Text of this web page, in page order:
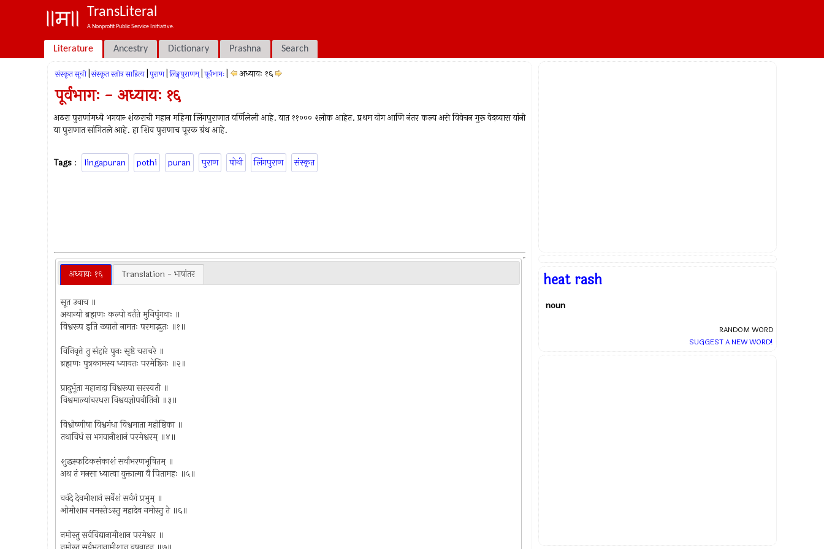
TransLiteral
A Nonprofit Public Service Initiative.
Literature Ancestry Dictionary Prashna Search
संस्कृत सूची संस्कृत स्तोत्र साहित्य पुराण लिङ्गपुराणम् पूर्वभागः अध्यायः १६
पूर्वभागः - अध्यायः १६
अठरा पुराणांमध्ये भगवान्‍ शंकराची महान महिमा लिंगपुराणात वर्णिलेली आहे. यात ११००० श्लोक आहेत. प्रथम योग आणि नंतर कल्प असे विवेचन गुरू वेदव्यास यांनी
या पुराणात सांगितले आहे. हा शिव पुराणाच पूरक ग्रंथ आहे.
Tags : lingapuran pothi puran पुराण पोथी लिंगपुराण संस्कृत
अध्यायः १६ Translation - भाषांतर
सूत उवाच ॥
अथान्यो ब्रह्मणः कल्पो वर्तते मुनिपुंगवाः ॥
विश्वरूप इति ख्यातो नामतः परमाद्भुतः ॥१॥
विनिवृत्ते तु संहारे पुनः सृष्टे चराचरे ॥
ब्रह्मणः पुत्रकामस्य ध्यायतः परमेष्ठिनः ॥२॥
प्रादुर्भूता महानादा विश्वरूपा सरस्वती ॥
विश्वमाल्यांबरधरा विश्वयज्ञोपवीतिनी ॥३॥
विश्वोष्णीषा विश्वगंधा विश्वमाता महोष्ठिका ॥
तथाविधं स भगवानीशानं परमेश्वरम् ॥४॥
शुद्धस्फटिकसंकाशं सर्वाभरणभूषितम् ॥
अथ तं मनसा ध्यात्वा युक्तात्मा वै पितामहः ॥५॥
ववंदे देवमीशानं सर्वेशं सर्वगं प्रभुम् ॥
ओमीशान नमस्तेऽस्तु महादेव नमोस्तु ते ॥६॥
नमोस्तु सर्वविद्यानामीशान परमेश्वर ॥
heat rash
noun
RANDOM WORD
SUGGEST A NEW WORD!